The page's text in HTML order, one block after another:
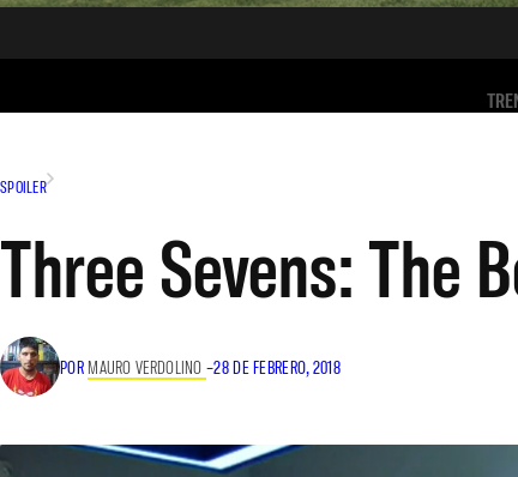
SPOILER
Three Sevens: The
POR MAURO VERDOLINO–28 DE FEBRERO, 2018